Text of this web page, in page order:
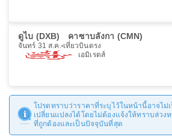
ดูไบ (DXB) คาซาบลังกา (CMN)
จันทร์ 31 ส.ค. เที่ยวบินตรง
เอมิเรตส์
โปรดทราบว่าราคาที่ระบุไว้ในหน้านี้อาจไม่
เปลี่ยนแปลงได้โดยไม่ต้องแจ้งให้ทราบล่วง
ที่ถูกต้องและเป็นปัจจุบันที่สุด